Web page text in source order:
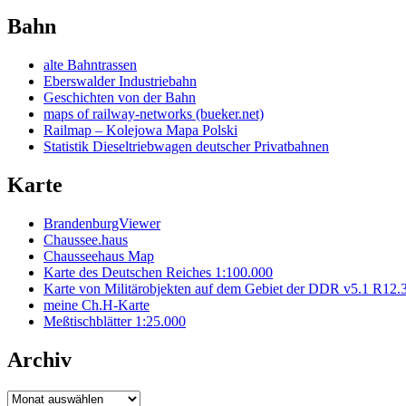
Bahn
alte Bahntrassen
Eberswalder Industriebahn
Geschichten von der Bahn
maps of railway-networks (bueker.net)
Railmap – Kolejowa Mapa Polski
Statistik Dieseltriebwagen deutscher Privatbahnen
Karte
BrandenburgViewer
Chaussee.haus
Chausseehaus Map
Karte des Deutschen Reiches 1:100.000
Karte von Militärobjekten auf dem Gebiet der DDR v5.1
meine Ch.H-Karte
Meßtischblätter 1:25.000
Archiv
Archiv